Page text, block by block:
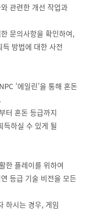
관련한 개선 작업과
문의사항을 확인하여,
방법에 대한 사전
‘에일린’을 통해 혼돈
터 혼돈 등급까지
득하실 수 있게 될
한 플레이를 위하여
등급 기술 비전을 모든
하시는 경우, 게임